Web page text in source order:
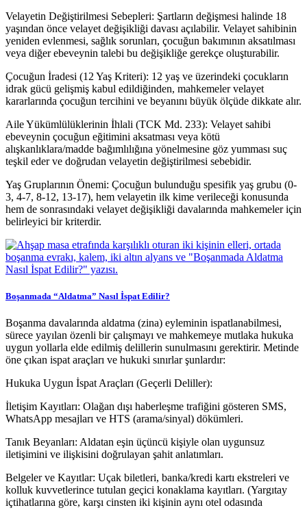
Velayetin Değiştirilmesi Sebepleri: Şartların değişmesi halinde 18
yaşından önce velayet değişikliği davası açılabilir. Velayet sahibinin
yeniden evlenmesi, sağlık sorunları, çocuğun bakımının aksatılması
veya diğer ebeveynin talebi bu değişikliğe gerekçe oluşturabilir.
Çocuğun İradesi (12 Yaş Kriteri): 12 yaş ve üzerindeki çocukların
idrak gücü gelişmiş kabul edildiğinden, mahkemeler velayet
kararlarında çocuğun tercihini ve beyanını büyük ölçüde dikkate alır.
Aile Yükümlülüklerinin İhlali (TCK Md. 233): Velayet sahibi
ebeveynin çocuğun eğitimini aksatması veya kötü
alışkanlıklara/madde bağımlılığına yönelmesine göz yumması suç
teşkil eder ve doğrudan velayetin değiştirilmesi sebebidir.
Yaş Gruplarının Önemi: Çocuğun bulunduğu spesifik yaş grubu (0-
3, 4-7, 8-12, 13-17), hem velayetin ilk kime verileceği konusunda
hem de sonrasındaki velayet değişikliği davalarında mahkemeler için
belirleyici bir kriterdir.
Boşanmada “Aldatma” Nasıl İspat Edilir?
Boşanma davalarında aldatma (zina) eyleminin ispatlanabilmesi,
sürece yayılan özenli bir çalışmayı ve mahkemeye mutlaka hukuka
uygun yollarla elde edilmiş delillerin sunulmasını gerektirir. Metinde
öne çıkan ispat araçları ve hukuki sınırlar şunlardır:
Hukuka Uygun İspat Araçları (Geçerli Deliller):
İletişim Kayıtları: Olağan dışı haberleşme trafiğini gösteren SMS,
WhatsApp mesajları ve HTS (arama/sinyal) dökümleri.
Tanık Beyanları: Aldatan eşin üçüncü kişiyle olan uygunsuz
iletişimini ve ilişkisini doğrulayan şahit anlatımları.
Belgeler ve Kayıtlar: Uçak biletleri, banka/kredi kartı ekstreleri ve
kolluk kuvvetlerince tutulan geçici konaklama kayıtları. (Yargıtay
içtihatlarına göre, karşı cinsten iki kişinin aynı otel odasında